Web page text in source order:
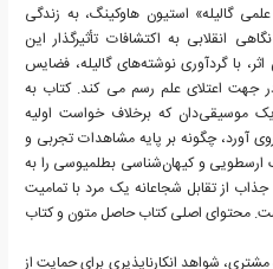
گالیله» استیون هاوکینگ، به زندگی
انقلابی به اکتشافات تأثیرگذار این
با گردآوری نوشته‌های گالیله، فضایس
در جهت اعتلای علم رسم می کند. کتاب به
موسیقی‌دان که برخلاف خواست اولیه
آورد، چگونه بر پایه مشاهدات تجربی و
ارسطویی و کیهان‌شناسی بطلمیوسی را به
از تقابل شجاعانه یک مرد با تمامیت
محتوای اصلی کتاب حاصل متون و کتاب
شواهد انکارناپذیری برای حمایت از